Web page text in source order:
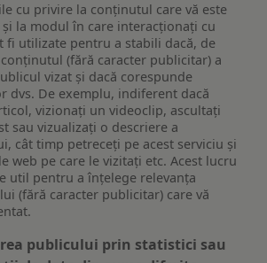
cu privire la conținutul care vă este
la modul în care interacționați cu
fi utilizate pentru a stabili dacă, de
(fără caracter publicitar) a
vizat și dacă corespunde
dvs. De exemplu, indiferent dacă
vizionați un videoclip, ascultați
sau vizualizați o descriere a
cât timp petreceți pe acest serviciu și
web pe care le vizitați etc. Acest lucru
util pentru a înțelege relevanța
(fără caracter publicitar) care vă
publicului prin statistici sau